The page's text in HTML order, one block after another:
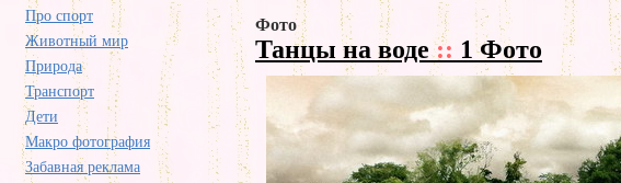
Про спорт
Животный мир
Природа
Транспорт
Дети
Макро фотография
Забавная реклама
Фото
Танцы на воде:: 1 Фото